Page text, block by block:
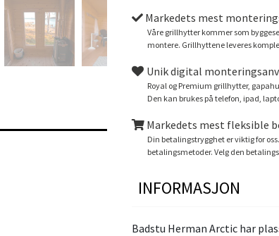
Markedets mest
Våre grillhytter kommer som
montere. Grillhyttene leveres
Unik digital
Royal og Premium grillhytter,
Den kan brukes på telefon, ipad,
Markedets mest fleksible
Din betalingstrygghet er viktig for
betalingsmetoder. Velg den
INFORMASJON
Badstu Herman Arctic har